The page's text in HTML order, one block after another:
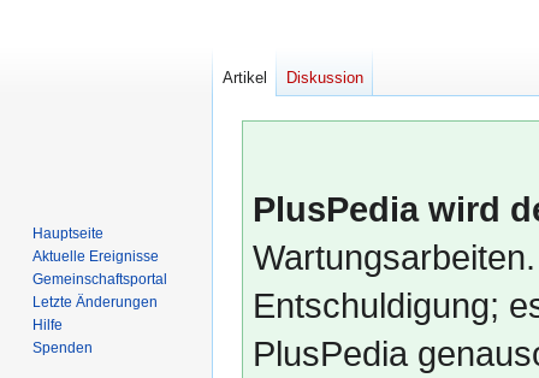
PlusPedia wird
Entschuldigung;
PlusPedia
Artikel Diskussion
Hauptseite
Aktuelle Ereignisse
Gemeinschafts­portal
Letzte Änderungen
Hilfe
Spenden